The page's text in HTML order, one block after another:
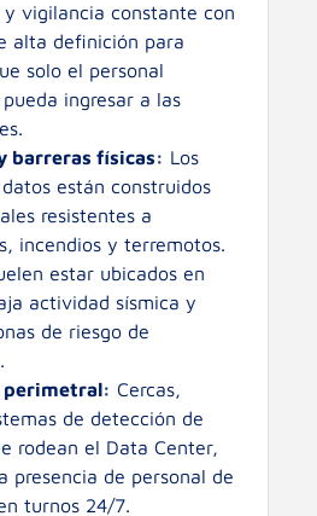
vigilancia constante con
alta definición para
solo el personal
ingresar a las
barreras físicas: Los
están construidos
resistentes a
incendios y terremotos.
estar ubicados en
actividad sísmica y
de riesgo de
perimetral: Cercas,
de detección de
rodean el Data Center,
presencia de personal de
turnos 24/7.